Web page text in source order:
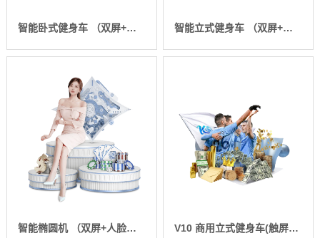
智能卧式健身车 （双屏+人脸） SH-B8900RT-T2 智能立式健身车 （双屏+人脸） SH-B8900UT-T2
智能椭圆机 （双屏+人脸） SH-B8900ET-T2 V10 商用立式健身车(触屏版)-SH-B9100U